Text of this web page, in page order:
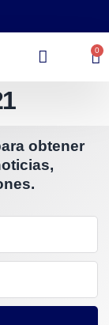
0
obtener